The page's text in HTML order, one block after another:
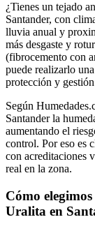
¿Tienes un tejado
Santander, con
lluvia anual y
más desgaste y
(fibrocemento con
puede realizarlo
protección y
Según
Santander la
aumentando el
control. Por eso es
con acreditaciones
real en la zona.
Cómo
Uralita en